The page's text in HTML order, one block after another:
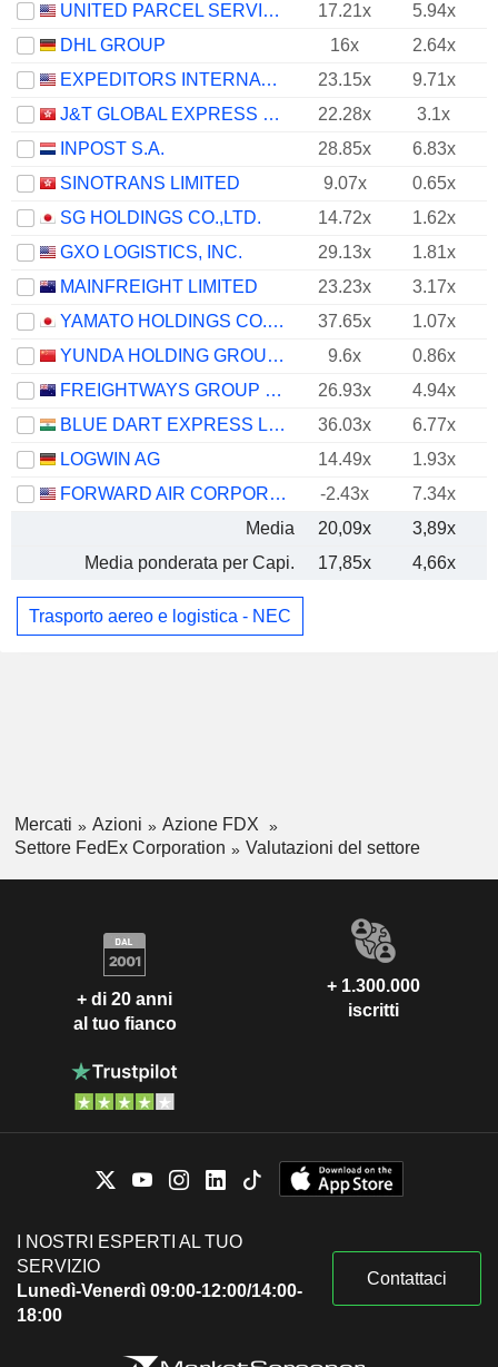
UNITED PARCEL SERVICE, INC.
17.21x
5.94x
DHL GROUP
16x
2.64x
EXPEDITORS INTERNATIONAL OF WASHINGTON INC.
23.15x
9.71x
J&T GLOBAL EXPRESS LIMITED
22.28x
3.1x
INPOST S.A.
28.85x
6.83x
SINOTRANS LIMITED
9.07x
0.65x
SG HOLDINGS CO.,LTD.
14.72x
1.62x
GXO LOGISTICS, INC.
29.13x
1.81x
MAINFREIGHT LIMITED
23.23x
3.17x
YAMATO HOLDINGS CO., LTD.
37.65x
1.07x
YUNDA HOLDING GROUP CO., LTD.
9.6x
0.86x
FREIGHTWAYS GROUP LIMITED
26.93x
4.94x
BLUE DART EXPRESS LIMITED
36.03x
6.77x
LOGWIN AG
14.49x
1.93x
FORWARD AIR CORPORATION
-2.43x
7.34x
Media
20,09x
3,89x
Media ponderata per Capi.
17,85x 4,66x
Trasporto aereo e logistica - NEC
Mercati Azioni
Azione FDX
Settore FedEx Corporation
Valutazioni del settore
+ di 20 anni
al tuo fianco
+ 1.300.000
iscritti
I NOSTRI ESPERTI AL TUO
SERVIZIO
Lunedì-Venerdì 09:00-12:00/14:00-
18:00
Contattaci